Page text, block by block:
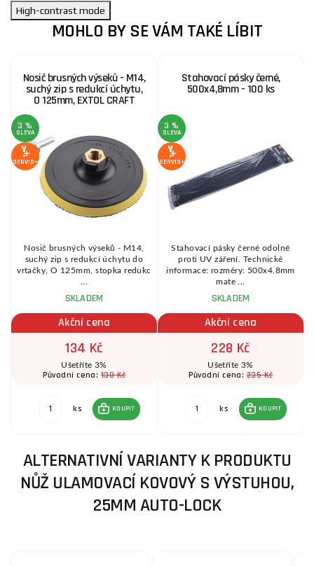
High-contrast mode
MOHLO BY SE VÁM TAKÉ LÍBIT
Nosič brusných výseků - M14,
suchý zip s redukcí úchytu,
O 125mm, EXTOL CRAFT
3 %
SLEVA
SERVIS+
Nosič brusných výseků - M14,
suchý zip s redukcí úchytu do
vrtačky, O 125mm, stopka redukc
SKLADEM
Akční cena
134 Kč
Ušetříte 3%
Původní cena:138 Kč
ks KOUPIT
Stahovací pásky černé,
500x4,8mm - 100 ks
3 %
SLEVA
SERVIS+
Stahovací pásky černé odolné
proti UV záření. Technické
informace: rozměry: 500x4,8mm
mate ...
SKLADEM
Akční cena
228 Kč
Ušetříte 3%
Původní cena:235 Kč
ks KOUPIT
ALTERNATIVNÍ VARIANTY K PRODUKTU
NŮŽ ULAMOVACÍ KOVOVÝ S VÝSTUHOU,
25MM AUTO-LOCK